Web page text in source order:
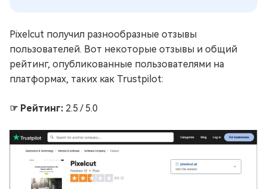
Pixelcut получил разнообразные отзывы
пользователей. Вот некоторые отзывы и общий
рейтинг, опубликованные пользователями на
платформах, таких как Trustpilot:
☞ Рейтинг: 2.5 / 5.0